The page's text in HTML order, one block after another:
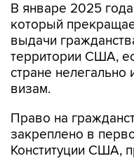
В январе 2025
который
выдачи
территории США,
стране
визам.
Право на
закреплено в
Конституции США,